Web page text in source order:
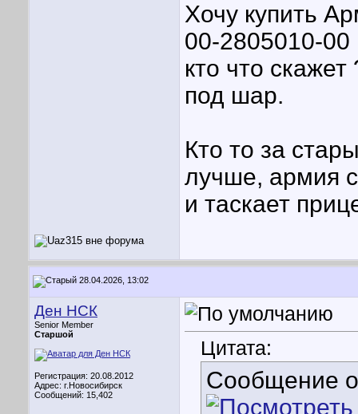
Хочу купить
00-2805010-00
кто что
под шар.
Кто то за
лучше, армия
и таскает
28.04.2026, 13:02
Ден НСК
Senior Member
Старшой
Регистрация: 20.08.2012
Адрес: г.Новосибирск
Сообщений: 15,402
Цитата:
Сообщение